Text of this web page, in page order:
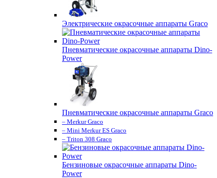
Электрические окрасочные аппараты Graco
Пневматические окрасочные аппараты Dino-
Power
Пневматические окрасочные аппараты Graco
– Merkur Graco
– Mini Merkur ES Graco
– Triton 308 Graco
Бензиновые окрасочные аппараты Dino-
Power